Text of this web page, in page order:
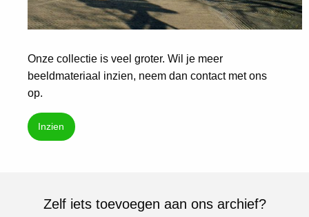
Onze collectie is veel groter. Wil je meer
beeldmateriaal inzien, neem dan contact met ons
op.
Inzien
Zelf iets toevoegen aan ons archief?